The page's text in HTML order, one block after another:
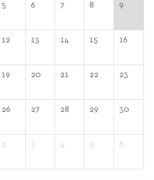
5 6 7 8 9
12 13 14 15 16
19 20 21 22 23
26 27 28 29 30
2 3 4 5 6